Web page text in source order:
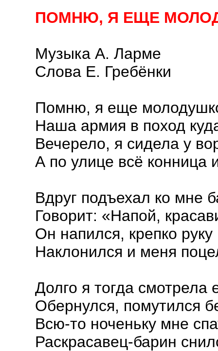
ПОМНЮ, Я ЕЩЕ
Музыка А. Ларме
Слова Е. Гребёнки
Помню, я еще
Наша армия в поход
Вечерело, я сидела у
А по улице всё конница
Вдруг подъехал ко мне
Говорит: «Напой,
Он напился, крепко
Наклонился и меня
Долго я тогда смотрела
Обернулся, помутился
Всю-то ноченьку мне
Раскрасавец-барин